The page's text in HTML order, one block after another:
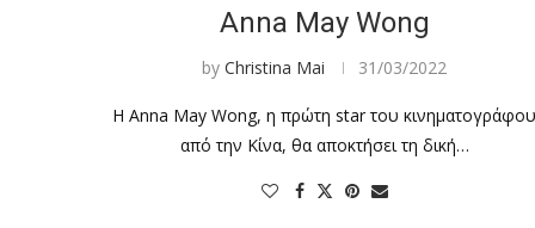
Anna May Wong
byChristina Mai 31/03/2022
Η Anna May Wong, η πρώτη star του
από την Κίνα, θα αποκτήσει τη δική…